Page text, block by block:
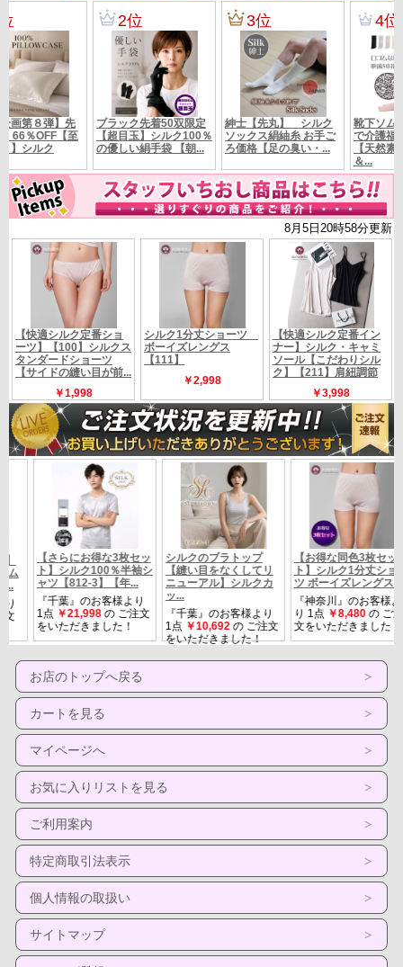
ブラの部分に小さなイボやシミが出来ているのを発見して、
これは化学繊維のせいだと思い、シルクに切り替えました。
シルクにしてからは１週間くらいですが、
肌ストレスは感じませんし、やはりじんわりと暖かさを感じます。
もう、このブラしかしてないといっても過言ではありません。
以前はどんな化学繊維でも全く気にならなかったのに・・・
こちらの商品を長く使った後、手持ちの化学繊維のものを使ったら痒か
ったです。
自分の汗で被れる程 肌が弱いので、着るもの肌に触れるものには気を
使っております。
こちらの商品は、毎日快適に使用させて頂いてます(^^)
正直あんまり期待せずに購入してみたのですが、思いのほか気持ちよか
ったです。
ワイヤーもないのでらくちん。しばらくはまりそうです。
今回色々購入しましたが、これが一番のヒットです。
アンダーもきつくなく、カップもきれいに収まっています。
モールド加工なのでニットの下でもきれいな形になります。
片紐の長さ調節ができるので
スポーツブラのようでスポーツブラよりもずっと快適。
何より、全体がシルクなので肌にも優しく、乾燥から痒くなることもあ
りません。
他の色が再販されたらリピートします。
.,*:。^:.,☆.,+.,,.,*:。^:.,☆.,+.,,.,*:。^:.,☆.,+.,.,*:。^:.,☆.,+.,,,.,*:。
^:.,☆.,+.,,.,*:。^:.,☆.,+.,
組成 シルク100％（フィラメントシルク）
カラ
ー
（画像参照）
サイ
ズ
Ｍサイズ Ｌサイ
ズ ＬＬサイズ
バスト 78～86ｃｍ 84～92ｃ
ｍ 90～98ｃｍ
アンダー 68～72ｃｍ 73～77ｃ
★ 色違いのモールドブラ ブラックはこちら
★ 色違いのモールドブラ グレーはこちら
お店のトップへ戻る
カートを見る
マイページへ
お気に入りリストを見る
ご利用案内
特定商取引法表示
個人情報の取扱い
サイトマップ